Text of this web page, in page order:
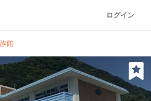
ログイン
館